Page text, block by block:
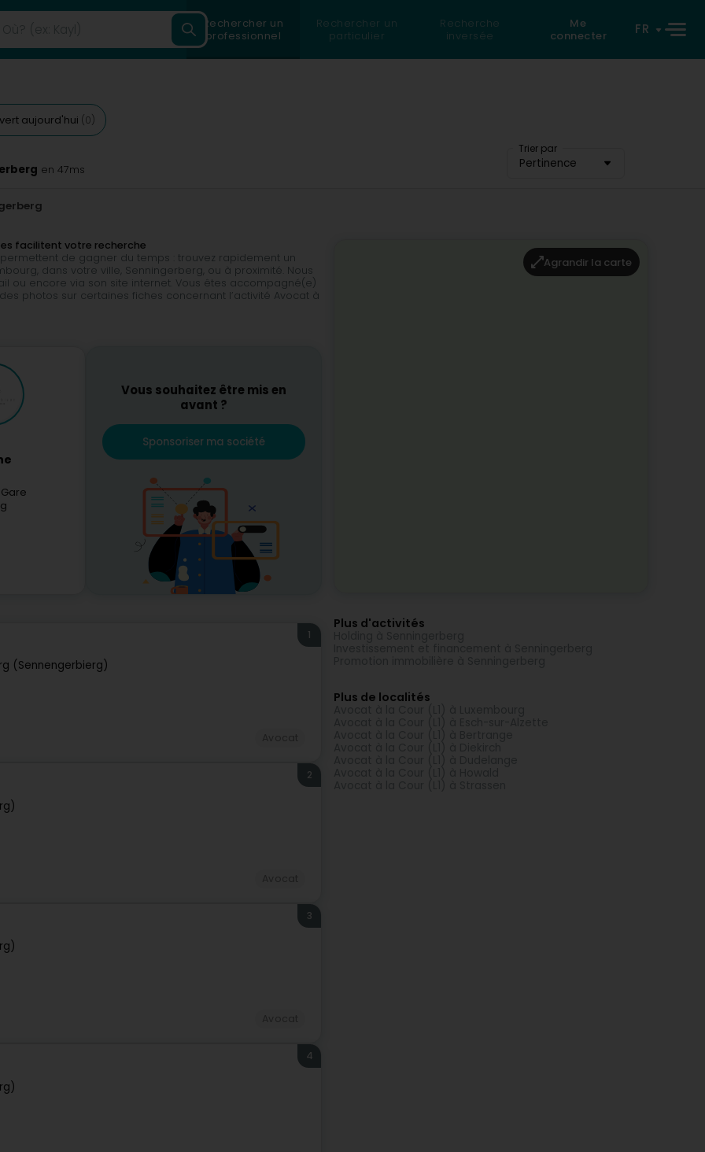
Rechercher un
professionnel
Rechercher un
particulier
Recherche
inversée
Me
connecter
FR
aujourd'hui (0)
Trier par
Pertinence
en 47ms
facilitent votre recherche
de gagner du temps : trouvez rapidement un
dans votre ville, Senningerberg, ou à proximité. Nous
ou encore via son site internet. Vous êtes accompagné(e)
photos sur certaines fiches concernant l’activité Avocat à
Vous souhaitez être mis en
avant ?
Sponsoriser ma société
(Sennengerbierg)
1
2
3
4
Agrandir la carte
Plus d'activités
Plus de localités